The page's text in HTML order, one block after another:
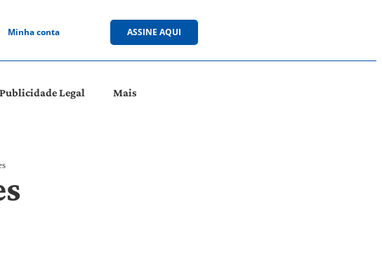
Minha conta ASSINE AQUI
Publicidade Legal Mais